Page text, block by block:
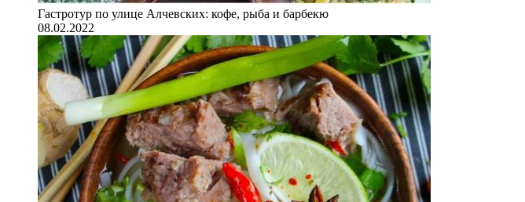
Гастротур по улице Алчевских: кофе, рыба и барбекю
08.02.2022